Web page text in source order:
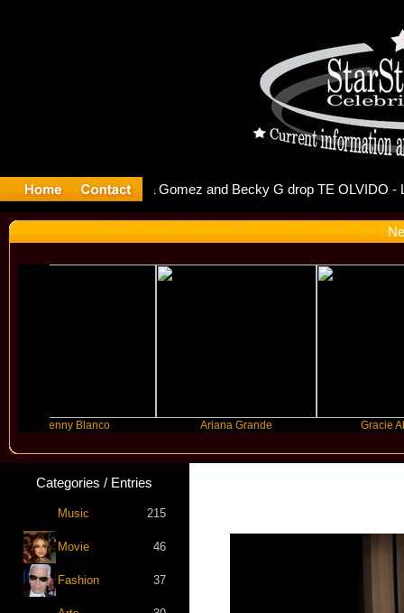
Blanco Ariana Grande Gracie Abrams
Categories / Entries
Music 215
Movie 46
Fashion 37